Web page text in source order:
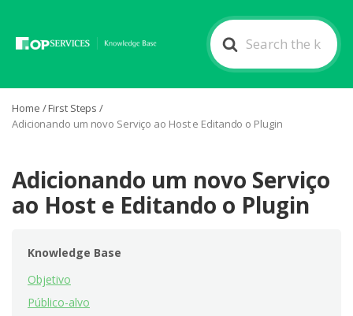
Search
For
Home /First Steps /
Adicionando um novo Serviço ao Host e Editando o Plugin
Adicionando um novo Serviço
ao Host e Editando o Plugin
Knowledge Base
Objetivo
Público-alvo